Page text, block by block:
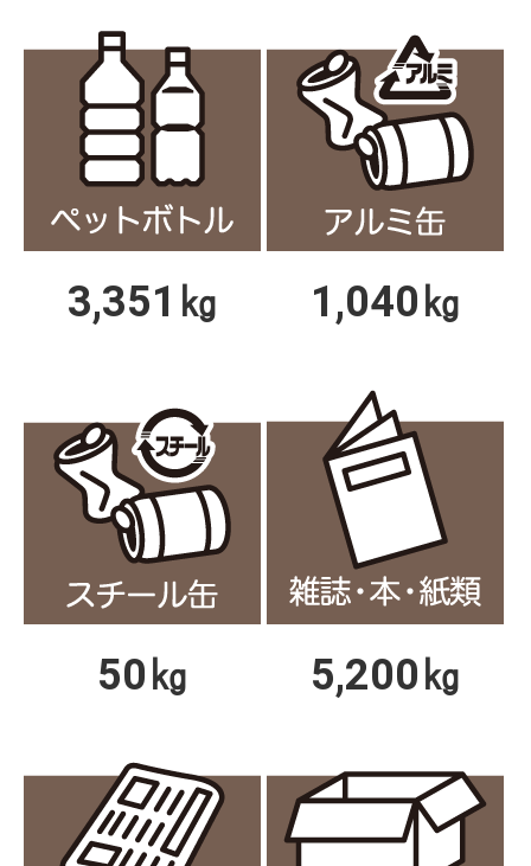
3,351㎏ 1,040㎏
50㎏ 5,200㎏